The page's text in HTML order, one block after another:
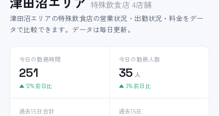
特殊飲食店 4店舗
津田沼エリアの特殊飲食店の営業状況・出勤状況・料金をデー
タで比較できます。データは毎日更新。
今日の勤務時間
251
▲ 12% 前日比
今日の勤務人数
35 人
▲ 3% 前日比
過去15日合計 過去15日